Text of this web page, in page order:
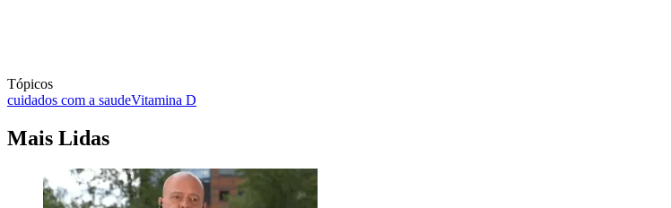
Tópicos
cuidados com a saudeVitamina D
Mais Lidas